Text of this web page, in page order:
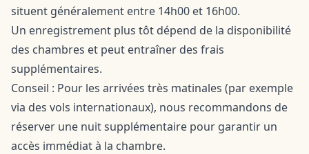
situent généralement entre 14h00 et 16h00.
Un enregistrement plus tôt dépend de la disponibilité
des chambres et peut entraîner des frais
supplémentaires.
Conseil : Pour les arrivées très matinales (par exemple
via des vols internationaux), nous recommandons de
réserver une nuit supplémentaire pour garantir un
accès immédiat à la chambre.